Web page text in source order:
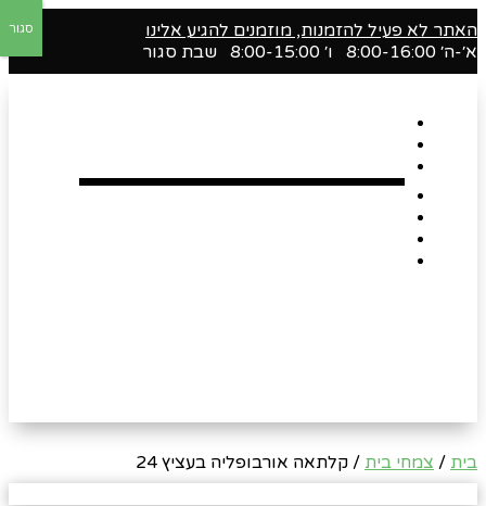
האתר לא פעיל להזמנות, מוזמנים להגיע אלינו
א׳-ה׳ 8:00-16:00 ו׳ 8:00-15:00 שבת סגור
בית / צמחי בית / קלתאה אורבופליה בעציץ 24
סגור